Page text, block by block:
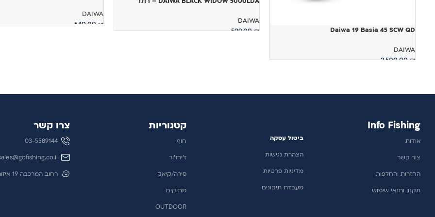
Daiwa 19 Basia 45 SCW QD
DAIWA
2,500.00₪
DAIWA
599.00₪
DAIWA
540.00₪
Info Fishing
אודות
צור קשר
החזרות והחלפות
תקנון ותנאי שימוש
ביטול עסקה
הצהרת נגישות
מדיניות פרטיות
מעבדת תיקונים
קטגוריות
חוף
ז'ירז'ור
סירה/קיאק
מתוקים
OUTDOOR
צרו קשר
03-5589144
רחוב המרכבה 19 איזור התעשייה חולון